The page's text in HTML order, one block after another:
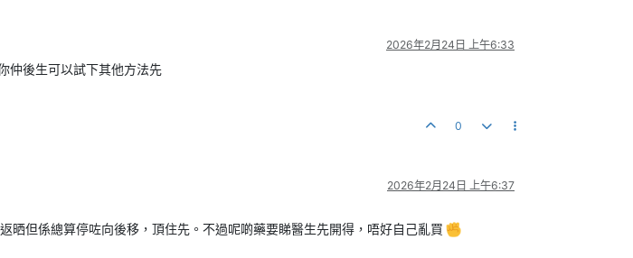
2026年2月24日 上午6:33
仲後生可以試下其他方法先
0
2026年2月24日 上午6:37
但係總算停咗向後移，頂住先。不過呢啲藥要睇醫生先開得，唔好自己亂買